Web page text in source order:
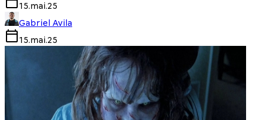
15.mai.25
Gabriel Avila
15.mai.25